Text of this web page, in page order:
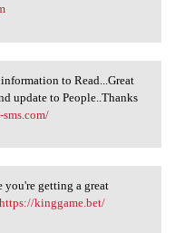
of
to Read...Great
update to People..Thanks
you're
you're getting a great
https://kinggame.bet/